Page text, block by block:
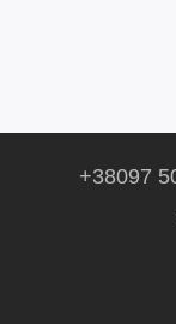
+38097